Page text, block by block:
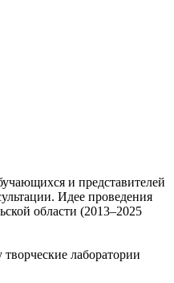
и представителей
Идее проведения
области (2013–2025
лаборатории